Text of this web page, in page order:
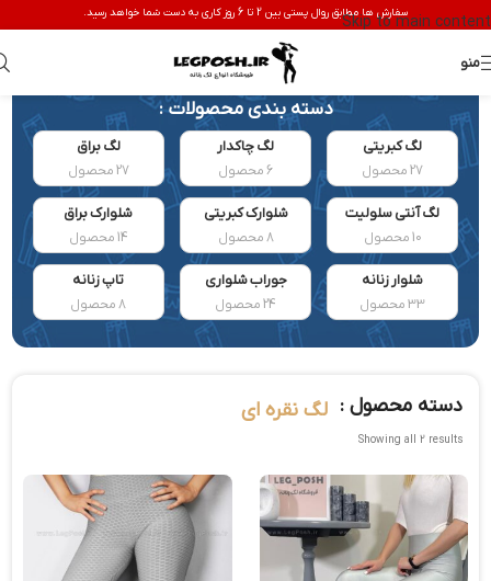
Skip to main contentسفارش ها مطابق روال پستی بین 2 تا 6 روز کاری به دست شما خواهد رسید.
منو
دسته بندی محصولات :
لگ کبریتی
27 محصول
لگ چاکدار
6 محصول
لگ براق
27 محصول
لگ آنتی سلولیت
10 محصول
شلوارک کبریتی
8 محصول
شلوارک براق
14 محصول
شلوار زنانه
33 محصول
جوراب شلواری
24 محصول
تاپ زنانه
8 محصول
دسته محصول : لگ نقره ای
Showing all 2 results